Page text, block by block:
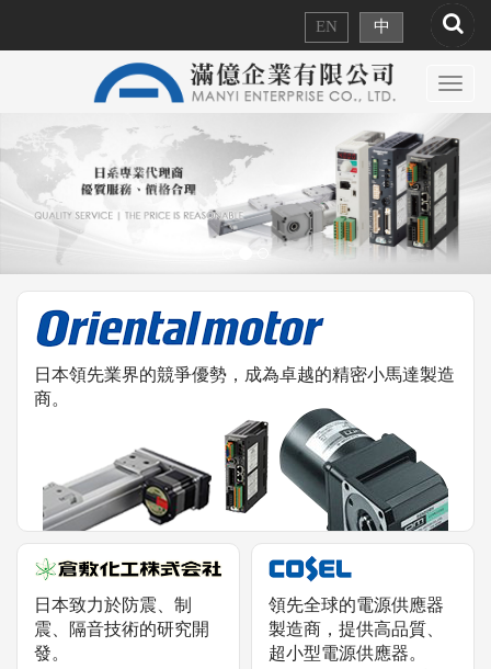
EN 中
日本領先業界的競爭優勢，成為卓越的精密小馬達製造
商。
日本致力於防震、制
震、隔音技術的研究開
發。
領先全球的電源供應器
製造商，提供高品質、
超小型電源供應器。